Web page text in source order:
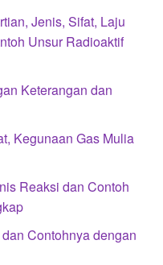
Jenis, Sifat, Laju
Unsur Radioaktif
Keterangan dan
Kegunaan Gas Mulia
Reaksi dan Contoh
Contohnya dengan